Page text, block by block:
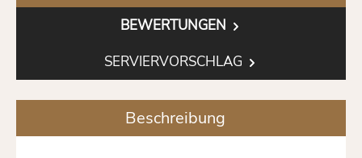
BEWERTUNGEN
SERVIERVORSCHLAG
Beschreibung